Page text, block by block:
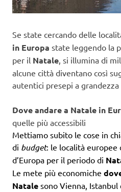
Se state cercando delle
in Europa state leggendo la
per il Natale , si illumina di
alcune città diventano così
autentici presepi a grandezza
Dove andare a Natale in
quelle più accessibili
Mettiamo subito le cose in
di budget: le località europee
d’Europa per il periodo di
Le mete più economiche
Natale sono Vienna, Istanbul